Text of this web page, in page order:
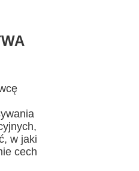
w jaki
cech